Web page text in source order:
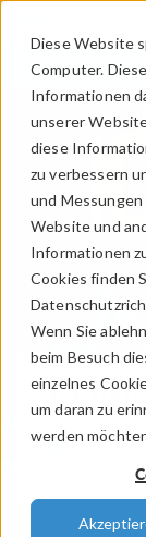
Diese Website
Computer.
Informationen
unserer
diese
zu verbessern
und
Website und
Informationen
Cookies finden
Wenn Sie
beim Besuch
einzelnes
um daran zu
werdenNeue